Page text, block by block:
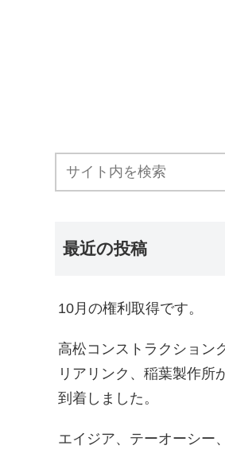
最近の投稿
10月の権利取得です。
高松コンストラクション
リアリンク、稲葉製作所
到着しました。
エイジア、テーオーシー